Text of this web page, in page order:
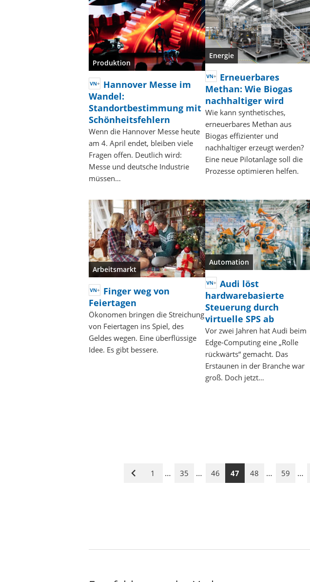
Produktion
Hannover Messe im
Wandel:
Standortbestimmung mit
Schönheitsfehlern
Wenn die Hannover Messe heute
am 4. April endet, bleiben viele
Fragen offen. Deutlich wird:
Messe und deutsche Industrie
müssen…
Energie
Erneuerbares
Methan: Wie Biogas
nachhaltiger wird
Wie kann synthetisches,
erneuerbares Methan aus
Biogas effizienter und
nachhaltiger erzeugt werden?
Eine neue Pilotanlage soll die
Prozesse optimieren helfen.
Arbeitsmarkt
Finger weg von
Feiertagen
Ökonomen bringen die Streichung
von Feiertagen ins Spiel, des
Geldes wegen. Eine überflüssige
Idee. Es gibt bessere.
Automation
Audi löst
hardwarebasierte
Steuerung durch
virtuelle SPS ab
Vor zwei Jahren hat Audi beim
Edge-Computing eine „Rolle
rückwärts“ gemacht. Das
Erstaunen in der Branche war
groß. Doch jetzt…
Vorige
1 … 35 … 46 47 48 … 59 …